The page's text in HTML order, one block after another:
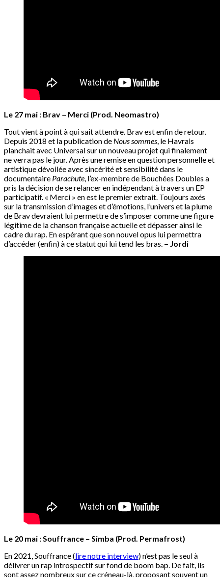
Le 27 mai : Brav – Merci (Prod. Neomastro)
Tout vient à point à qui sait attendre. Brav est enfin de retour.
Depuis 2018 et la publication de Nous sommes, le Havrais
planchait avec Universal sur un nouveau projet qui finalement
ne verra pas le jour. Après une remise en question personnelle et
artistique dévoilée avec sincérité et sensibilité dans le
documentaire Parachute, l’ex-membre de Bouchées Doubles a
pris la décision de se relancer en indépendant à travers un EP
participatif. « Merci » en est le premier extrait. Toujours axés
sur la transmission d’images et d’émotions, l’univers et la plume
de Brav devraient lui permettre de s’imposer comme une figure
légitime de la chanson française actuelle et dépasser ainsi le
cadre du rap. En espérant que son nouvel opus lui permettra
d’accéder (enfin) à ce statut qui lui tend les bras. – Jordi
Le 20 mai : Souffrance – Simba (Prod. Permafrost)
En 2021, Souffrance (lire notre interview) n’est pas le seul à
délivrer un rap introspectif sur fond de boom bap. De fait, ils
sont assez nombreux sur ce créneau-là, proposant souvent un